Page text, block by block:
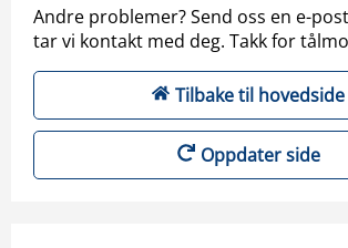
Andre problemer? Send oss en e-
tar vi kontakt med deg. Takk for
Tilbake til hovedside
Oppdater side